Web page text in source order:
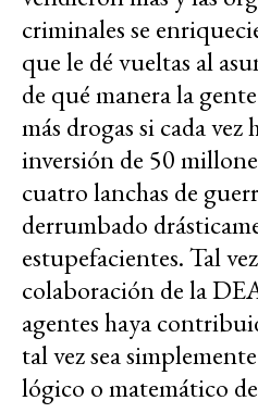
criminales se
que le dé vueltas al
de qué manera la
más drogas si cada vez
inversión de 50
cuatro lanchas de
derrumbado
estupefacientes. Tal
colaboración de la
agentes haya
tal vez sea
lógico o matemático